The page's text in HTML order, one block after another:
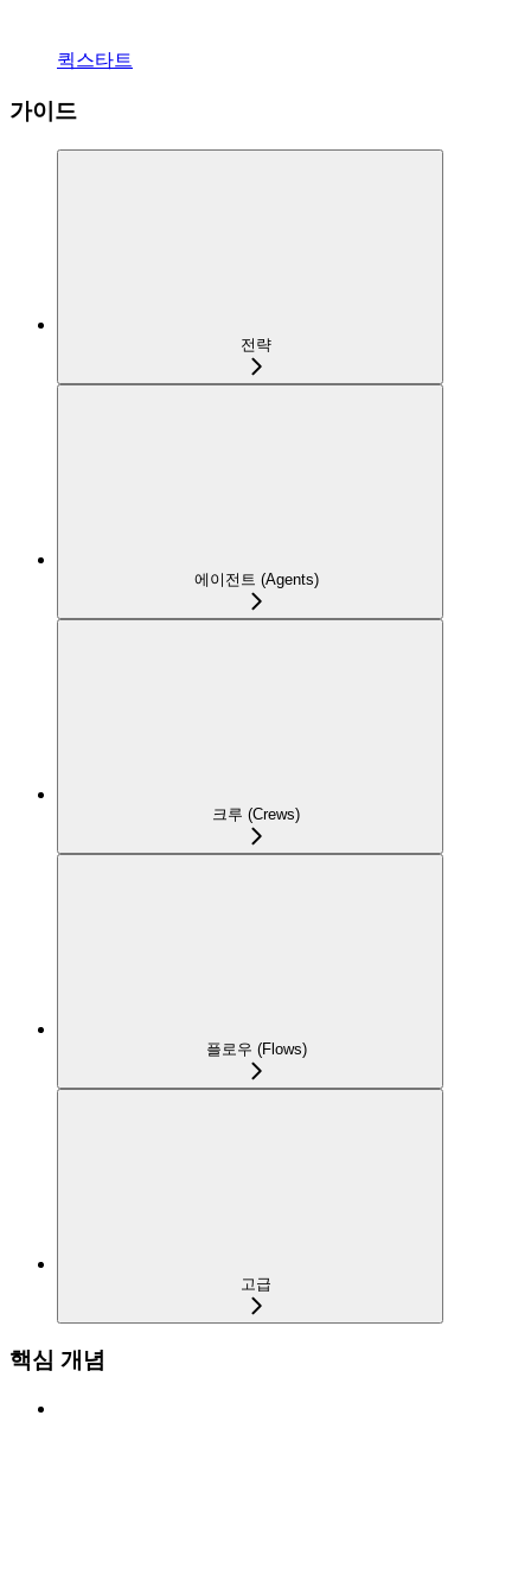
퀵스타트
가이드
전략
에이전트 (Agents)
크루 (Crews)
플로우 (Flows)
고급
핵심 개념